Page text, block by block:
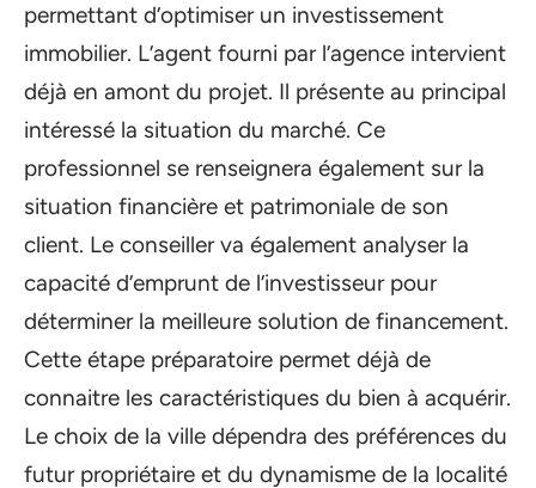
permettant d’optimiser un investissement
immobilier. L’agent fourni par l’agence intervient
déjà en amont du projet. Il présente au principal
intéressé la situation du marché. Ce
professionnel se renseignera également sur la
situation financière et patrimoniale de son
client. Le conseiller va également analyser la
capacité d’emprunt de l’investisseur pour
déterminer la meilleure solution de financement.
Cette étape préparatoire permet déjà de
connaitre les caractéristiques du bien à acquérir.
Le choix de la ville dépendra des préférences du
futur propriétaire et du dynamisme de la localité